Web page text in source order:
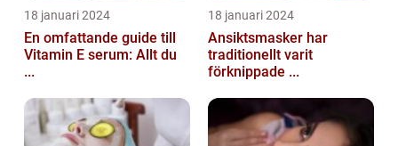
18 januari 2024
En omfattande guide till
Vitamin E serum: Allt du
...
18 januari 2024
Ansiktsmasker har
traditionellt varit
förknippade ...